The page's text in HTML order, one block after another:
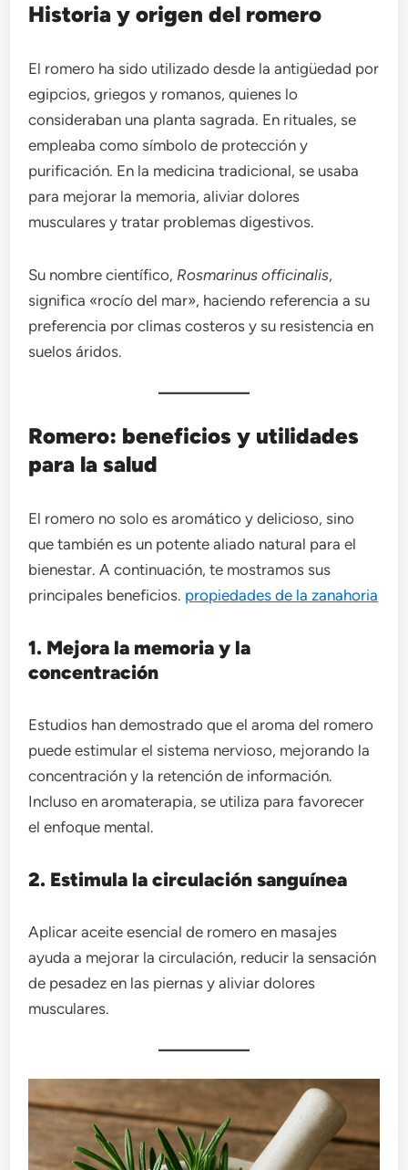
Historia y origen del romero
El romero ha sido utilizado desde la antigüedad por
egipcios, griegos y romanos, quienes lo
consideraban una planta sagrada. En rituales, se
empleaba como símbolo de protección y
purificación. En la medicina tradicional, se usaba
para mejorar la memoria, aliviar dolores
musculares y tratar problemas digestivos.
Su nombre científico, Rosmarinus officinalis,
significa «rocío del mar», haciendo referencia a su
preferencia por climas costeros y su resistencia en
suelos áridos.
Romero: beneficios y utilidades
para la salud
El romero no solo es aromático y delicioso, sino
que también es un potente aliado natural para el
bienestar. A continuación, te mostramos sus
principales beneficios. propiedades de la zanahoria
1. Mejora la memoria y la
concentración
Estudios han demostrado que el aroma del romero
puede estimular el sistema nervioso, mejorando la
concentración y la retención de información.
Incluso en aromaterapia, se utiliza para favorecer
el enfoque mental.
2. Estimula la circulación sanguínea
Aplicar aceite esencial de romero en masajes
ayuda a mejorar la circulación, reducir la sensación
de pesadez en las piernas y aliviar dolores
musculares.